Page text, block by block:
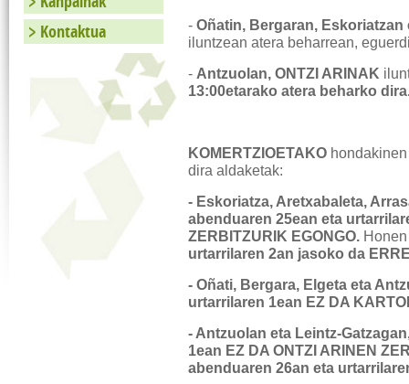
-Oñatin, Bergaran, Eskoriatzan
iluntzean atera beharrean,
- Antzuolan, ONTZI ARINAK
13:00etarako atera beharko
KOMERTZIOETAKO
dira aldaketak:
- Eskoriatza, Aretxabaleta,
abenduaren 25ean eta
ZERBITZURIK EGONGO.
urtarrilaren 2an jasoko da
- Oñati, Bergara, Elgeta eta
urtarrilaren 1ean EZ DA
- Antzuolan eta Leintz-
1ean EZ DA ONTZI ARINEN
abenduaren 26an eta
Kontaktua